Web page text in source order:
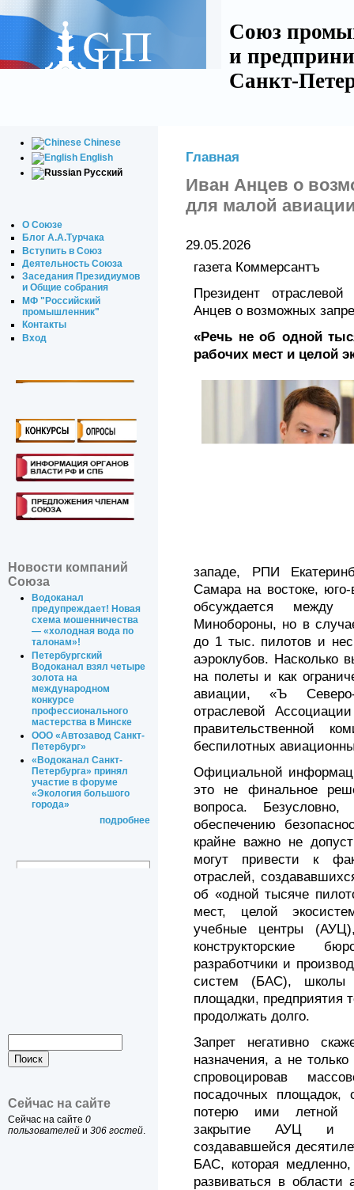
Союз
и
Санкт-
Chinese
English
Русский
О Союзе
Блог А.А.Турчака
Вступить в Союз
Деятельность Союза
Заседания Президиумов
и Общие собрания
МФ "Российский
промышленник"
Контакты
Вход
Новости компаний
Союза
Водоканал
предупреждает! Новая
схема мошенничества
— «холодная вода по
талонам»!
Петербургский
Водоканал взял четыре
золота на
международном
конкурсе
профессионального
мастерства в Минске
ООО «Автозавод Санкт-
Петербург»
«Водоканал Санкт-
Петербурга» принял
участие в форуме
«Экология большого
города»
подробнее
Сейчас на сайте
Сейчас на сайте 0
пользователей и 306 гостей.
Главная
Иван Анцев о
для малой
29.05.2026
газета Коммерсантъ
Президент
Анцев о возможных
«Речь не об одной
рабочих мест и целой
западе, РПИ
Самара на востоке,
обсуждается между
Минобороны, но в
до 1 тыс. пилотов и
аэроклубов. Насколько
на полеты и как
авиации, «Ъ Северо-
отраслевой
правительственной
беспилотных
Официальной
это не финальное
вопроса.
обеспечению
крайне важно не
могут привести к
отраслей,
об «одной тысяче
мест, целой
учебные центры (АУЦ),
конструкторские
разработчики и
систем (БАС), школы
площадки, предприятия
продолжать долго.
Запрет негативно
назначения, а не
спровоцировав
посадочных площадок,
потерю ими летной
закрытие АУЦ и
создававшейся
БАС, которая
развиваться в области